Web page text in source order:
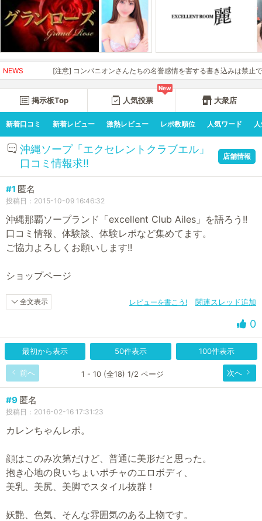
NEWS [注意] コンパニオンさんたちの名誉感情を害する書き込みは禁止です。
掲示板Top
New
人気投票 大衆店
新着口コミ 新着レビュー 激熱レビュー レポ数順位 人気ワード
沖縄ソープ「エクセレントクラブエル」
口コミ情報求!!
店舗情報
#1 匿名
投稿日：2015-10-09 16:46:32
沖縄那覇ソープランド「excellent Club Ailes」を語ろう!!
口コミ情報、体験談、体験レポなど集めてます。
ご協力よろしくお願いします!!
ショップページ
全文表示 関連スレッド追加
レビューを書こう!
0
最初から表示 50件表示 100件表示
前へ 次へ
1 - 10 (全18) 1/2 ページ
#9 匿名
投稿日：2016-02-16 17:31:23
カレンちゃんレポ。
顔はこのみ次第だけど、普通に美形だと思った。
抱き心地の良いちょいポチャのエロボディ、
美乳、美尻、美脚でスタイル抜群！
妖艶、色気、そんな雰囲気のある上物です。